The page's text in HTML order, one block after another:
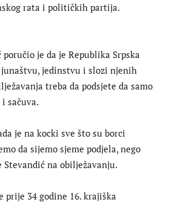
rata i političkih partija.
je da je Republika Srpska
jedinstvu i slozi njenih
treba da podsjete da samo
sačuva.
je na kocki sve što su borci
da sijemo sjeme podjela, nego
Stevandić na obilježavanju.
prije 34 godine 16. krajiška